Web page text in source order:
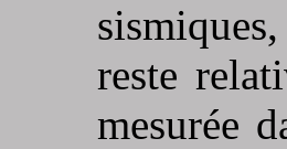
reste
mesurée